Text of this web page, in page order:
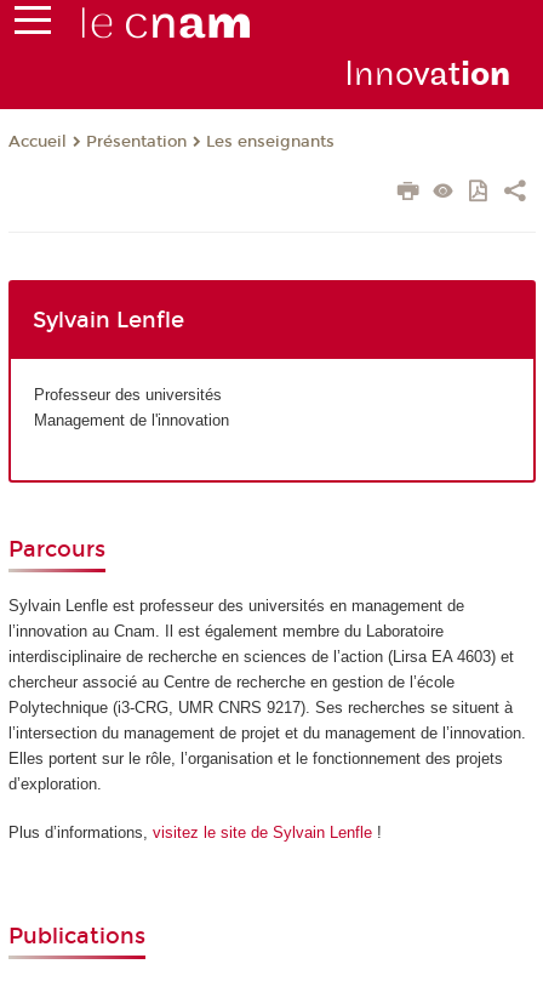
Innovation
Accueil Présentation Les enseignants
Sylvain Lenfle
Professeur des universités
Management de l'innovation
Parcours
Sylvain Lenfle est professeur des universités en management de
l’innovation au Cnam. Il est également membre du Laboratoire
interdisciplinaire de recherche en sciences de l’action (Lirsa EA 4603) et
chercheur associé au Centre de recherche en gestion de l’école
Polytechnique (i3-CRG, UMR CNRS 9217). Ses recherches se situent à
l’intersection du management de projet et du management de l’innovation.
Elles portent sur le rôle, l’organisation et le fonctionnement des projets
d’exploration.
Plus d’informations, visitez le site de Sylvain Lenfle!
Publications